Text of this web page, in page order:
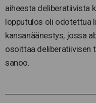
aiheesta deliberatiivista
lopputulos oli odotettua
kansanäänestys, jossa
osoittaa deliberatiivisen
sanoo.